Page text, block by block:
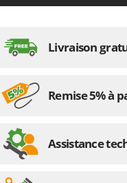
V
Verdemax
Volpi
W
Weber
Livraison
Remise 5% à
Assistance